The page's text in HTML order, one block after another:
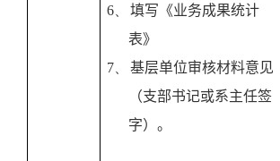
6、
填写《业务成果统计
表》
7、
基层单位审核材料意见
（支部书记或系主任签
字）。